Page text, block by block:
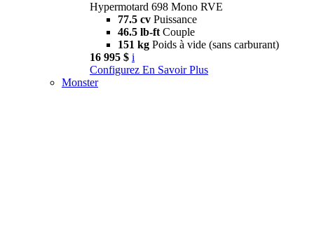
Hypermotard 698 Mono RVE
77.5 cv Puissance
46.5 lb-ft Couple
151 kg Poids à vide (sans carburant)
16 995 $ i
Configurez En Savoir Plus
Monster